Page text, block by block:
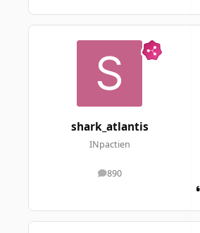
shark_atlantis
INpactien
890
messages